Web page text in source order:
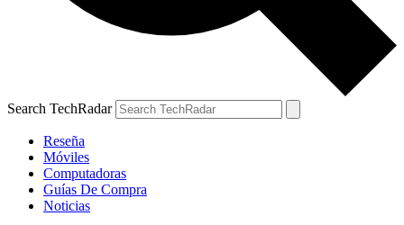
Search TechRadar
Reseña
Móviles
Computadoras
Guías De Compra
Noticias